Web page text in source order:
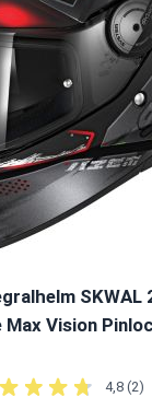
SKWAL
Max Vision
4,8 (2)